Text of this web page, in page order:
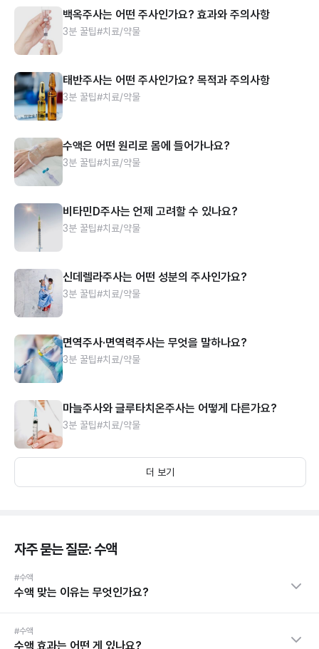
백옥주사는 어떤 주사인가요? 효과와 주의사항
3분 꿀팁#치료/약물
태반주사는 어떤 주사인가요? 목적과 주의사항
3분 꿀팁#치료/약물
수액은 어떤 원리로 몸에 들어가나요?
3분 꿀팁#치료/약물
비타민D주사는 언제 고려할 수 있나요?
3분 꿀팁#치료/약물
신데렐라주사는 어떤 성분의 주사인가요?
3분 꿀팁#치료/약물
면역주사·면역력주사는 무엇을 말하나요?
3분 꿀팁#치료/약물
마늘주사와 글루타치온주사는 어떻게 다른가요?
3분 꿀팁#치료/약물
더 보기
자주 묻는 질문: 수액
#수액
수액 맞는 이유는 무엇인가요?
#수액
수액 효과는 어떤 게 있나요?